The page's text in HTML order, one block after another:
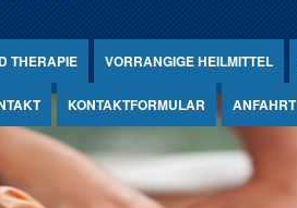
THERAPIE VORRANGIGE HEILMITTEL
KONTAKTFORMULAR ANFAHRT